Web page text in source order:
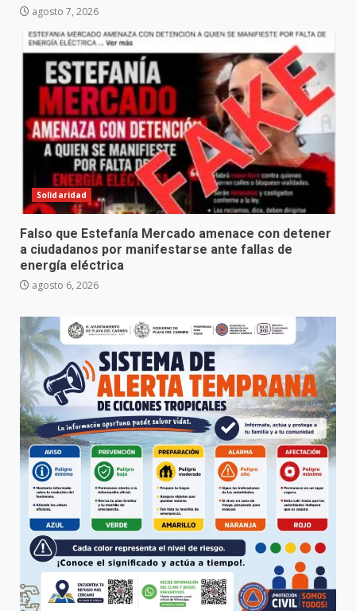
agosto 7, 2026
Solidaridad
Falso que Estefanía Mercado amenace con detener
a ciudadanos por manifestarse ante fallas de
energía eléctrica
agosto 6, 2026